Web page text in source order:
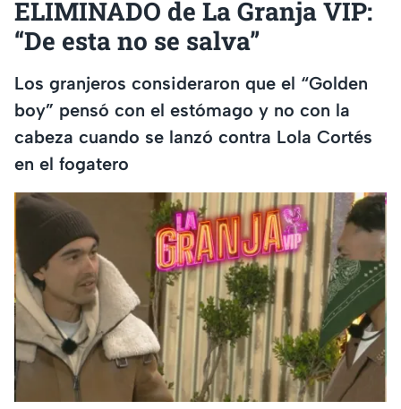
ELIMINADO de La Granja VIP:
“De esta no se salva”
Los granjeros consideraron que el “Golden
boy” pensó con el estómago y no con la
cabeza cuando se lanzó contra Lola Cortés
en el fogatero